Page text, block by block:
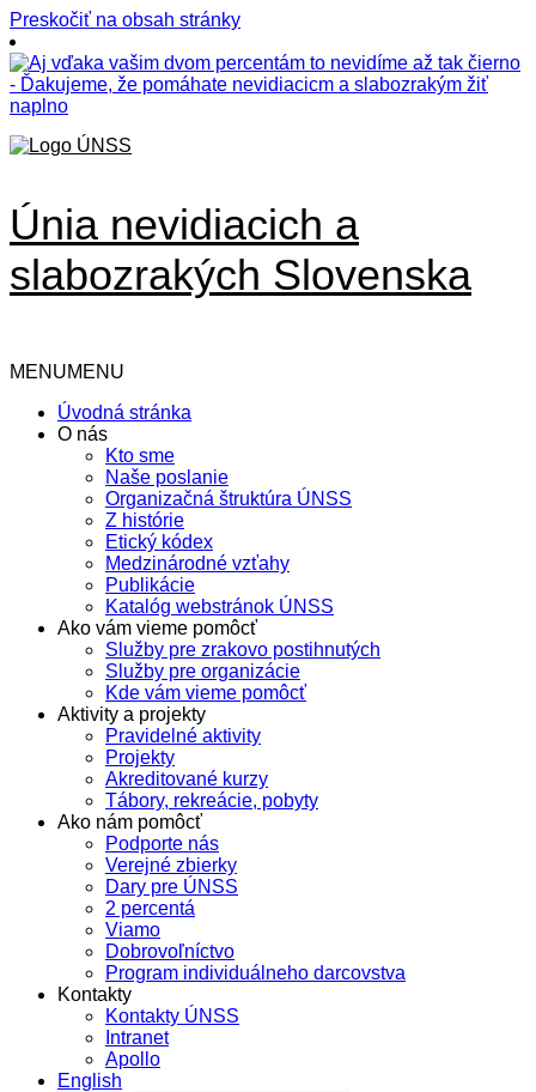
Preskočiť na obsah stránky
Únia nevidiacich a
slabozrakých Slovenska
MENUMENU
Úvodná stránka
O nás
Kto sme
Naše poslanie
Organizačná štruktúra ÚNSS
Z histórie
Etický kódex
Medzinárodné vzťahy
Publikácie
Katalóg webstránok ÚNSS
Ako vám vieme pomôcť
Služby pre zrakovo postihnutých
Služby pre organizácie
Kde vám vieme pomôcť
Aktivity a projekty
Pravidelné aktivity
Projekty
Akreditované kurzy
Tábory, rekreácie, pobyty
Ako nám pomôcť
Podporte nás
Verejné zbierky
Dary pre ÚNSS
2 percentá
Viamo
Dobrovoľníctvo
Program individuálneho darcovstva
Kontakty
Kontakty ÚNSS
Intranet
Apollo
English